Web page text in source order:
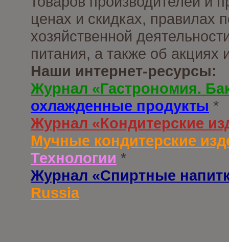
ценах и скидках, правилах
хозяйственной
питания, а также об
Наши интернет-ресурсы:
Журнал «Гастрономия.
охлажденные продукты *
Журнал «Кондитерские
Мучные кондитерские
Технологии *
Журнал «Спиртные
Russia